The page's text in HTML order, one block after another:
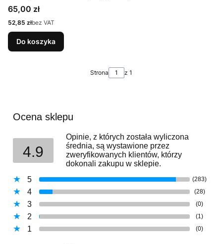
Cena
65,00 zł
Cena
52,85 złbez VAT
Do koszyka
Strona z 1
Ocena sklepu
4.9
Opinie, z których została wyliczona
średnia, są wystawione przez
zweryfikowanych klientów, którzy
dokonali zakupu w sklepie.
5
(283)
4 (28)
3 (0)
2 (1)
1 (0)